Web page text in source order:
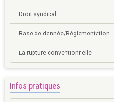
Droit syndical
Base de donnée/Réglementation
La rupture conventionnelle
Infos pratiques